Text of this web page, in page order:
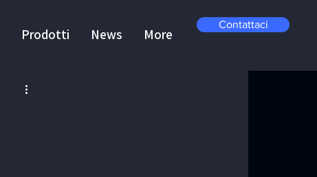
Prodotti News More
Contattaci